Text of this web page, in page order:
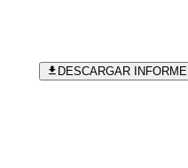
DESCARGAR INFORME